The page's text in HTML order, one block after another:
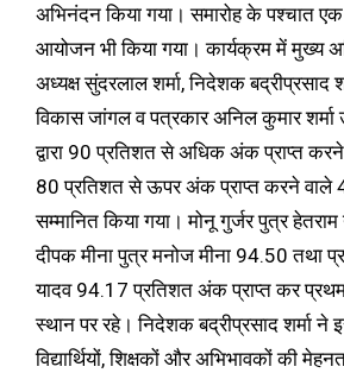
अभिनंदन किया गया। समारोह के पश्चात एक
आयोजन भी किया गया। कार्यक्रम में मुख्य
अध्यक्ष सुंदरलाल शर्मा, निदेशक बद्रीप्रसाद
विकास जांगल व पत्रकार अनिल कुमार शर्मा
द्वारा 90 प्रतिशत से अधिक अंक प्राप्त
80 प्रतिशत से ऊपर अंक प्राप्त करने वाले
सम्मानित किया गया। मोनू गुर्जर पुत्र
दीपक मीना पुत्र मनोज मीना 94.50 तथा
यादव 94.17 प्रतिशत अंक प्राप्त कर प्रथम,
स्थान पर रहे। निदेशक बद्रीप्रसाद शर्मा
विद्यार्थियों, शिक्षकों और अभिभावकों की